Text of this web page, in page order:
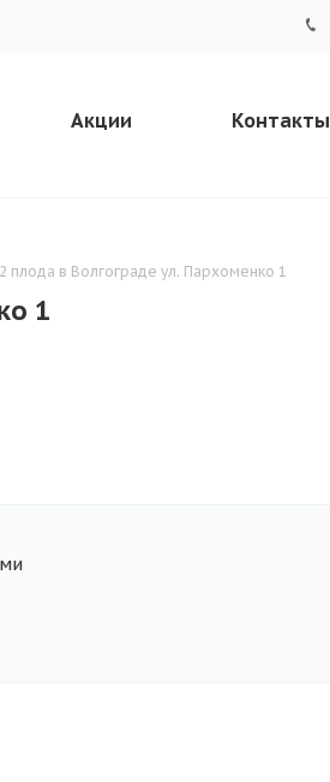
Акции Контакты
плода в Волгограде ул. Пархоменко 1
1